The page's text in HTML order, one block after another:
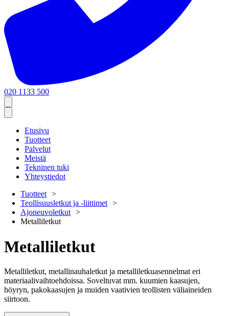
020 1133 500
Etusivu
Tuotteet
Palvelut
Meistä
Tekninen tuki
Yhteystiedot
Tuotteet
Teollisuusletkut ja -liittimet
Ajoneuvoletkut
Metalliletkut
Metalliletkut
Metalliletkut, metallinauhaletkut ja metalliletkuasennelmat eri
materiaalivaihtoehdoissa. Soveltuvat mm. kuumien kaasujen,
höyryn, pakokaasujen ja muiden vaativien teollisten väliaineiden
siirtoon.